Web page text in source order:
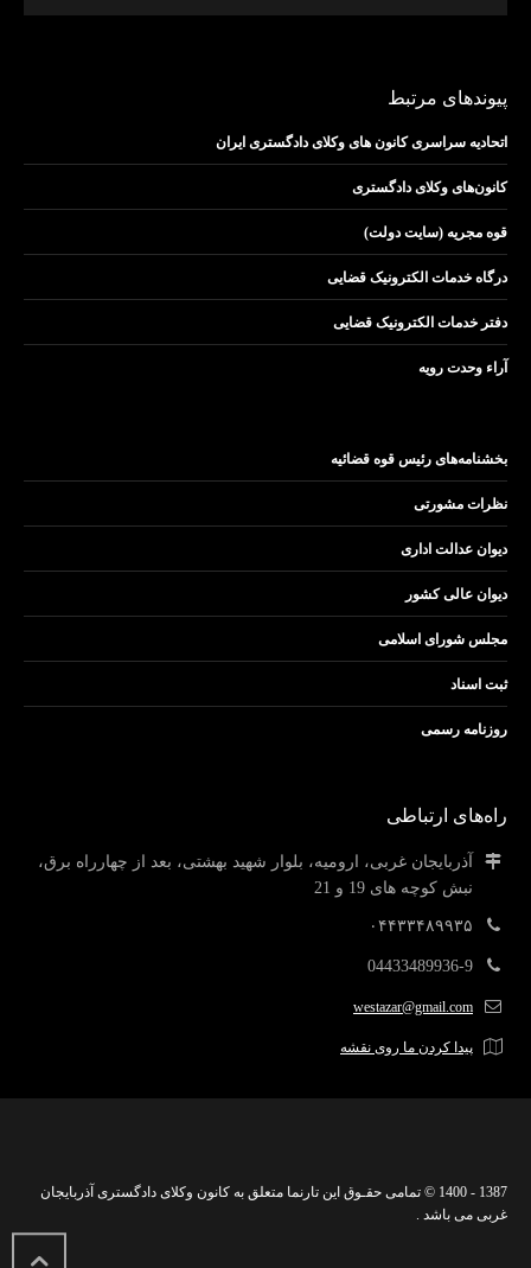
پیوندهای مرتبط
اتحادیه سراسری کانون های وکلای دادگستری ایران
کانون‌های وکلای دادگستری
قوه مجریه (سایت دولت)
درگاه خدمات الکترونیک قضایی
دفتر خدمات الکترونیک قضایی
آراء وحدت رویه
بخشنامه‌های رئیس قوه قضائیه
نظرات مشورتی
دیوان عدالت اداری
دیوان عالی کشور
مجلس شورای اسلامی
ثبت اسناد
روزنامه رسمی
راه‌های ارتباطی
آذربایجان غربی، ارومیه، بلوار شهید بهشتی، بعد از چهارراه برق،
نبش کوچه های 19 و 21
۰۴۴۳۳۴۸۹۹۳۵
04433489936-9
westazar@gmail.com
پیدا کردن ما روی نقشه
1387 - 1400 © تمامی حقـوق این تارنما متعلق به کانون وکلای دادگستری آذربایجان
غربی می باشد .